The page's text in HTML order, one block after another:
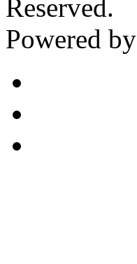
Reserved.
Powered